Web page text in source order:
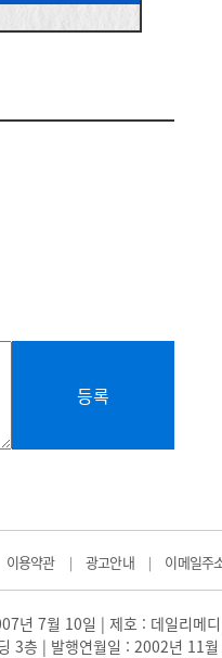
등록
이용약관 | 광고안내 | 이메일주
년 7월 10일 | 제호 : 데일리메
3층 | 발행연월일 : 2002년 11월